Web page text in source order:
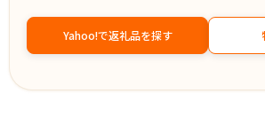
Yahoo!で返礼品を探す